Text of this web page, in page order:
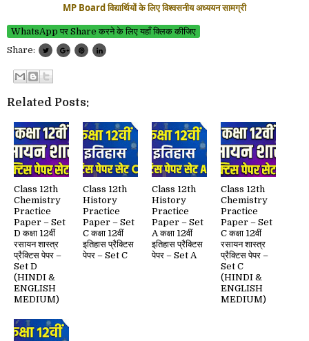
MP Board विद्यार्थियों के लिए विश्वसनीय अध्ययन सामग्री
WhatsApp पर Share करने के लिए यहाँ क्लिक कीजिए
Share:
Related Posts:
Class 12th
Chemistry
Practice
Paper – Set
D कक्षा 12वीं
रसायन शास्त्र
प्रैक्टिस पेपर –
Set D
(HINDI &
ENGLISH
MEDIUM)
Class 12th
History
Practice
Paper – Set
C कक्षा 12वीं
इतिहास प्रैक्टिस
पेपर – Set C
Class 12th
History
Practice
Paper – Set
A कक्षा 12वीं
इतिहास प्रैक्टिस
पेपर – Set A
Class 12th
Chemistry
Practice
Paper – Set
C कक्षा 12वीं
रसायन शास्त्र
प्रैक्टिस पेपर –
Set C
(HINDI &
ENGLISH
MEDIUM)